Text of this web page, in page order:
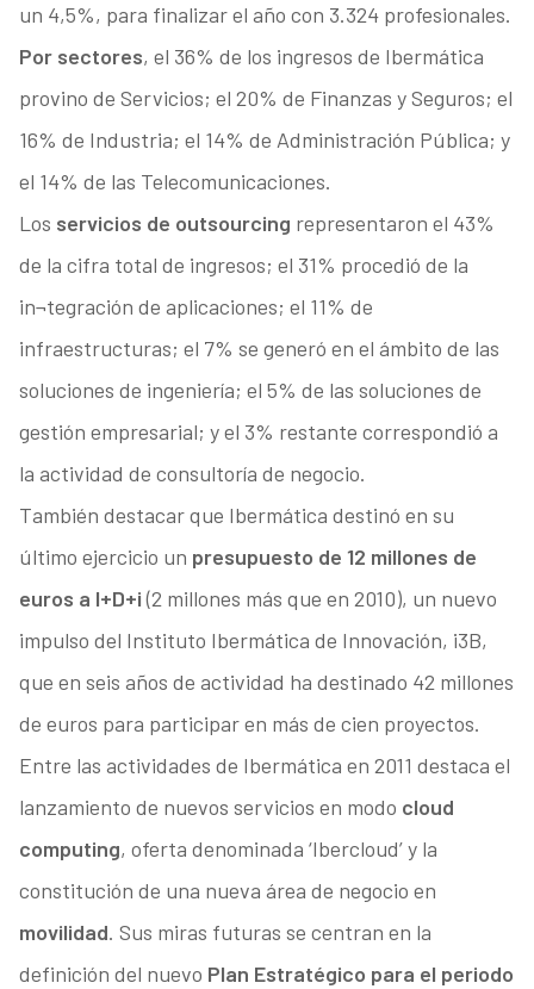
un 4,5%, para finalizar el año con 3.324 profesionales.
Por sectores, el 36% de los ingresos de Ibermática
provino de Servicios; el 20% de Finanzas y Seguros; el
16% de Industria; el 14% de Administración Pública; y
el 14% de las Telecomunicaciones.
Los servicios de outsourcing representaron el 43%
de la cifra total de ingresos; el 31% procedió de la
in¬tegración de aplicaciones; el 11% de
infraestructuras; el 7% se generó en el ámbito de las
soluciones de ingeniería; el 5% de las soluciones de
gestión empresarial; y el 3% restante correspondió a
la actividad de consultoría de negocio.
También destacar que Ibermática destinó en su
último ejercicio un presupuesto de 12 millones de
euros a I+D+i(2 millones más que en 2010), un nuevo
impulso del Instituto Ibermática de Innovación, i3B,
que en seis años de actividad ha destinado 42 millones
de euros para participar en más de cien proyectos.
Entre las actividades de Ibermática en 2011 destaca el
lanzamiento de nuevos servicios en modo cloud
computing, oferta denominada ‘Ibercloud’ y la
constitución de una nueva área de negocio en
movilidad. Sus miras futuras se centran en la
definición del nuevo Plan Estratégico para el periodo